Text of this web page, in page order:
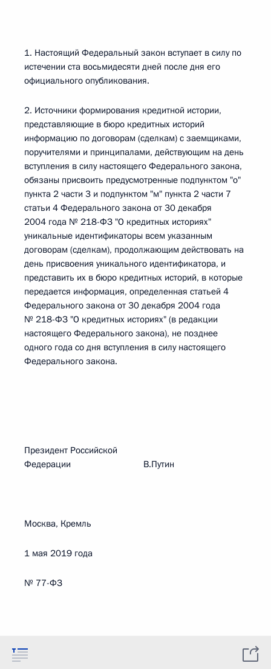
1. Настоящий Федеральный закон вступает в силу по
истечении ста восьмидесяти дней после дня его
официального опубликования.
2. Источники формирования кредитной истории,
представляющие в бюро кредитных историй
информацию по договорам (сделкам) с заемщиками,
поручителями и принципалами, действующим на день
вступления в силу настоящего Федерального закона,
обязаны присвоить предусмотренные подпунктом "о"
пункта 2 части 3 и подпунктом "м" пункта 2 части 7
статьи 4 Федерального закона от 30 декабря
2004 года № 218-ФЗ "О кредитных историях"
уникальные идентификаторы всем указанным
договорам (сделкам), продолжающим действовать на
день присвоения уникального идентификатора, и
представить их в бюро кредитных историй, в которые
передается информация, определенная статьей 4
Федерального закона от 30 декабря 2004 года
№ 218-ФЗ "О кредитных историях" (в редакции
настоящего Федерального закона), не позднее
одного года со дня вступления в силу настоящего
Федерального закона.
Президент Российской
Федерации В.Путин
Москва, Кремль
1 мая 2019 года
№ 77-ФЗ